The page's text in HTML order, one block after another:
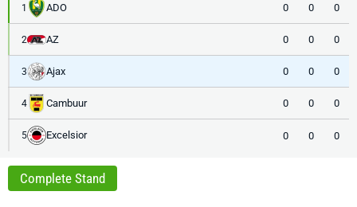
1 ADO 0 0 0
2 AZ 0 0 0
3 Ajax 0 0 0
4 Cambuur 0 0 0
5 Excelsior 0 0 0
Complete Stand